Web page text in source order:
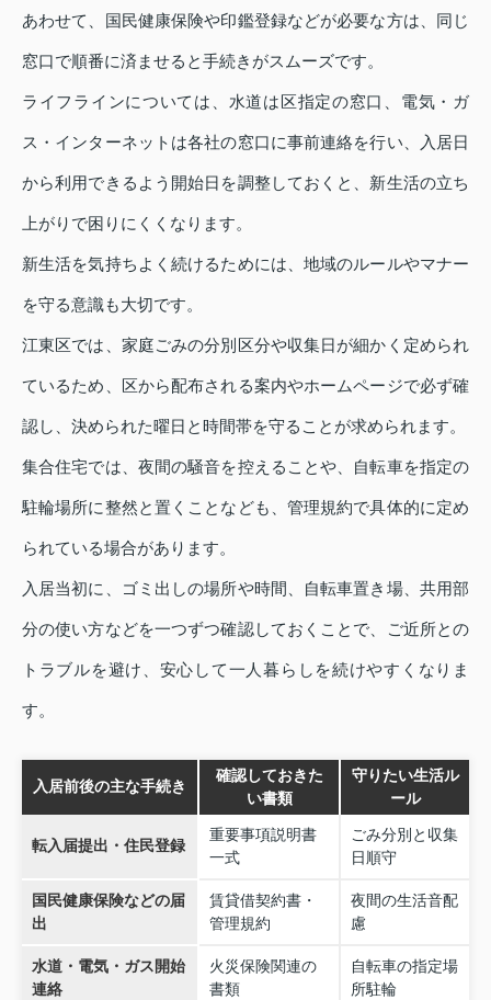
あわせて、国民健康保険や印鑑登録などが必要な方は、同じ
窓口で順番に済ませると手続きがスムーズです。
ライフラインについては、水道は区指定の窓口、電気・ガ
ス・インターネットは各社の窓口に事前連絡を行い、入居日
から利用できるよう開始日を調整しておくと、新生活の立ち
上がりで困りにくくなります。
新生活を気持ちよく続けるためには、地域のルールやマナー
を守る意識も大切です。
江東区では、家庭ごみの分別区分や収集日が細かく定められ
ているため、区から配布される案内やホームページで必ず確
認し、決められた曜日と時間帯を守ることが求められます。
集合住宅では、夜間の騒音を控えることや、自転車を指定の
駐輪場所に整然と置くことなども、管理規約で具体的に定め
られている場合があります。
入居当初に、ゴミ出しの場所や時間、自転車置き場、共用部
分の使い方などを一つずつ確認しておくことで、ご近所との
トラブルを避け、安心して一人暮らしを続けやすくなりま
す。
入居前後の主な手続き
確認しておきた
い書類
守りたい生活ル
ール
転入届提出・住民登録
重要事項説明書
一式
ごみ分別と収集
日順守
国民健康保険などの届
出
賃貸借契約書・
管理規約
夜間の生活音配
慮
水道・電気・ガス開始
連絡
火災保険関連の
書類
自転車の指定場
所駐輪